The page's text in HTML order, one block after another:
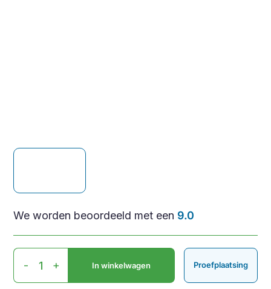
We worden beoordeeld met een 9.0
Accessoire/Spare
Part
aantal
- + In winkelwagen Proefplaatsing